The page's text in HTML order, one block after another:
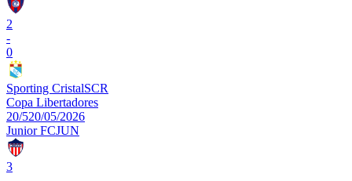
2
-
0
Sporting CristalSCR
Copa Libertadores
20/520/05/2026
Junior FCJUN
3